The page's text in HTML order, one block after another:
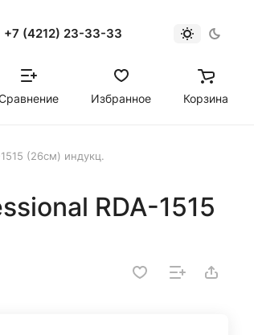
+7 (4212) 23-33-33
Избранное Корзина
(26см) индукц.
RDA-1515